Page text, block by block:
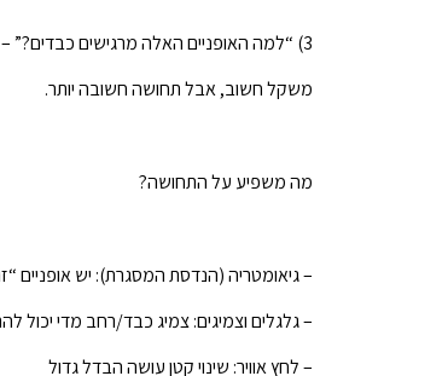
3) “למה האופניים האלה מרגישים כבדים?” – מה באמת משפיע על תחושת הקלילות
משקל חשוב, אבל תחושה חשובה יותר.
מה משפיע על התחושה?
– גיאומטריה (הנדסת המסגרת): יש אופניים
– גלגלים וצמיגים: צמיג כבד/רחב מדי יכול
– לחץ אוויר: שינוי קטן עושה הבדל גדול